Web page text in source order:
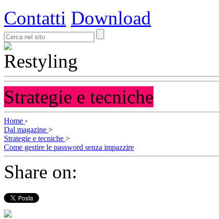
Contatti Download
Strategie e tecniche
Home ›
Dal magazine >
Strategie e tecniche >
Come gestire le password senza impazzire
Share on: